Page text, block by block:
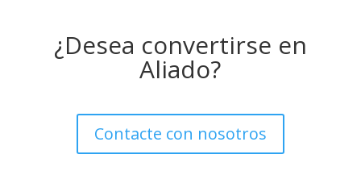
¿Desea convertirse en
Aliado?
Contacte con nosotros